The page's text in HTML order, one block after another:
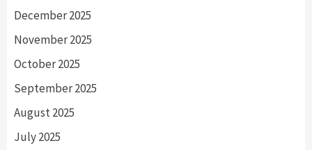
December 2025
November 2025
October 2025
September 2025
August 2025
July 2025